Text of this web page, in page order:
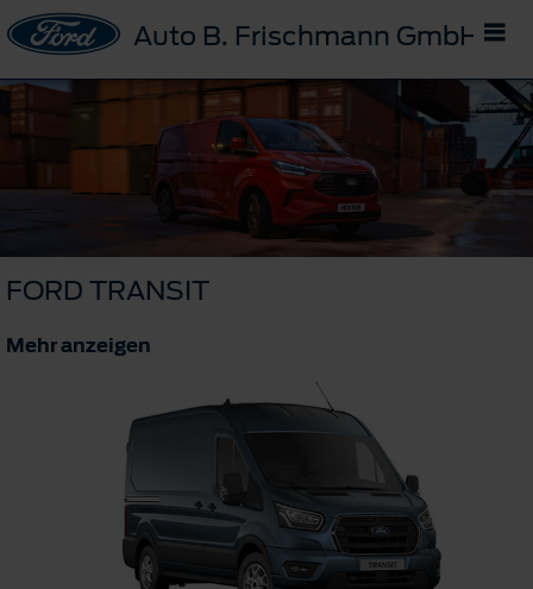
Auto B. Frischmann GmbH
FORD TRANSIT
Mehr anzeigen